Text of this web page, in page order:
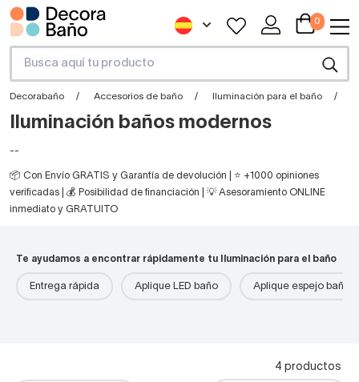
0
Decorabaño Accesorios de baño Iluminación para el baño
Iluminación baños modernos
--
📦 Con Envío GRATIS y Garantía de devolución | ⭐ +1000 opiniones
verificadas | 💰 Posibilidad de financiación | 💡 Asesoramiento ONLINE
inmediato y GRATUITO
Te ayudamos a encontrar rápidamente tu Iluminación para el baño
Entrega rápida Aplique LED baño Aplique espejo baño
4 productos